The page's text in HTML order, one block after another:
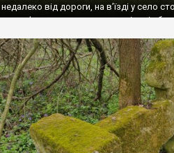
недалеко від дороги, на в’їзді у село
рельєфне пано, яке показує жінку і
дороги їх не видно, але видно дві
[…]